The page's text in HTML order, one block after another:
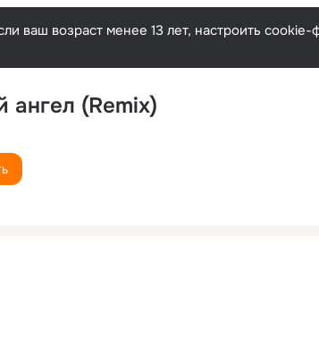
ваш возраст менее 13 лет, настроить
ангел (Remix)